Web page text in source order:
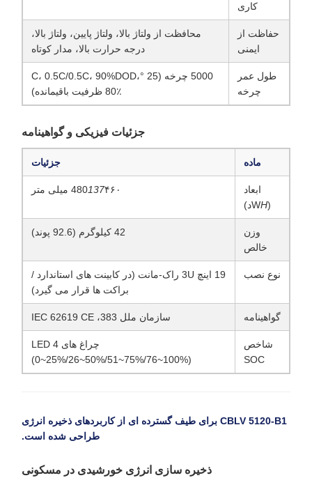
کاری
حفاظت از
ایمنی
محافظت از ولتاژ بالا، ولتاژ پایین، ولتاژ بالا،
درجه حرارت بالا، مدار کوتاه
طول عمر
چرخه
5000 چرخه (25 °C، 0.5C/0.5C، 90%DOD،
80٪ ظرفیت باقیمانده)
جزئیات فیزیکی و گواهینامه
ماده جزئیات
ابعاد
(W
H د)
480137۴۶۰ میلی متر
وزن
خالص
42 کيلوگرم (92.6 پوند)
نوع نصب
19 اینچ 3U راک-مانت (در کابینت های استاندارد /
براکت ها قرار می گیرد)
گواهینامه سازمان ملل 383، IEC 62619 CE
شاخص
SOC
چراغ های 4 LED
(0~25%/26~50%/51~75%/76~100%)
CBLV 5120-B1 برای طیف گسترده ای از کاربردهای ذخیره انرژی
طراحی شده است.
ذخیره سازی انرژی خورشیدی در مسکونی